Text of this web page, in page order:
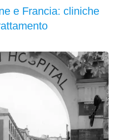
e Francia: cliniche